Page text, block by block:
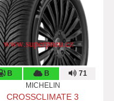
B B
71
MICHELIN
CROSSCLIMATE 3